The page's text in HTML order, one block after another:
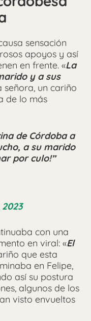
sensación
apoyos y así
en frente. «La
y a sus
señora, un cariño
de lo más
de Córdoba a
a su marido
por culo!”
con una
en viral: «El
que esta
en Felipe,
así su postura
algunos de los
visto envueltos